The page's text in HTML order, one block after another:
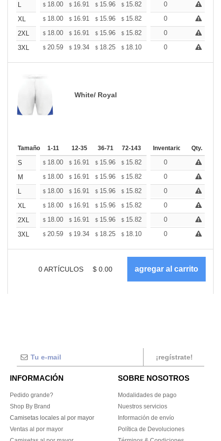
L
$ 18.00 $ 16.91 $ 15.96 $ 15.82 15.55
0
XL
$ 18.00 $ 16.91 $ 15.96 $ 15.82 15.55
0
2XL
$ 18.00 $ 16.91 $ 15.96 $ 15.82 15.55
0
3XL
$ 20.59 $ 19.34 $ 18.25 $ 18.10 17.78
0
White/ Royal
Tamaño 1-11 12-35 36-71 72-143 144-287 288 +
Inventario Qty.
S $ 18.00 $ 16.91 $ 15.96 $ 15.82 15.55
0
M
$ 18.00 $ 16.91 $ 15.96 $ 15.82 15.55
0
L
$ 18.00 $ 16.91 $ 15.96 $ 15.82 15.55
0
XL
$ 18.00 $ 16.91 $ 15.96 $ 15.82 15.55
0
2XL
$ 18.00 $ 16.91 $ 15.96 $ 15.82 15.55
0
3XL
$ 20.59 $ 19.34 $ 18.25 $ 18.10 17.78
0
0ARTÍCULOS $ 0.00
¡regístrate!
INFORMACIÓN
Pedido grande?
Shop By Brand
Camisetas locales al por mayor
Ventas al por mayor
SOBRE NOSOTROS
Modalidades de pago
Nuestros servicios
Información de envío
Política de Devoluciones